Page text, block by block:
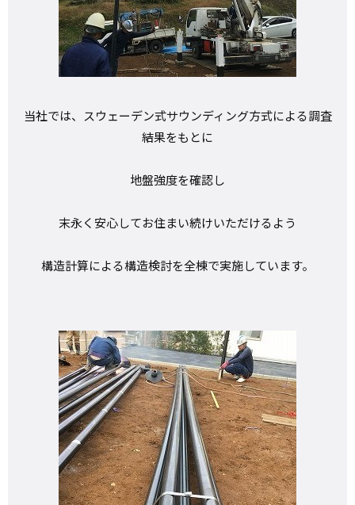
当社では、スウェーデン式サウンディング方式による調査
結果をもとに
地盤強度を確認し
末永く安心してお住まい続けいただけるよう
構造計算による構造検討を全棟で実施しています。